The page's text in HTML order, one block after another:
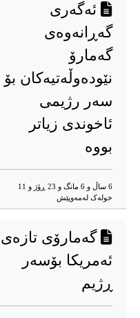
ئەگەری
گەڕانەوەی
گەمارۆ
نێودەوڵەتیەکان بۆ
سەر رژیمی
ئاخوندی زیاتر
بووە
6 ساڵ و 6 مانگ و 23 ڕۆژ و 11
خوله‌ک له‌مه‌وپێش‌
گەمارۆی تازەی
ئەمریکا بۆسەر
ڕژیم